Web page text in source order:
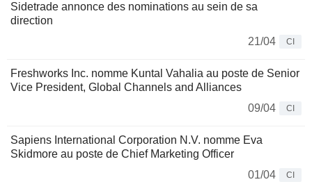
Sidetrade annonce des nominations au sein de sa
direction
21/04
CI
Freshworks Inc. nomme Kuntal Vahalia au poste de Senior
Vice President, Global Channels and Alliances
09/04
CI
Sapiens International Corporation N.V. nomme Eva
Skidmore au poste de Chief Marketing Officer
01/04
CI